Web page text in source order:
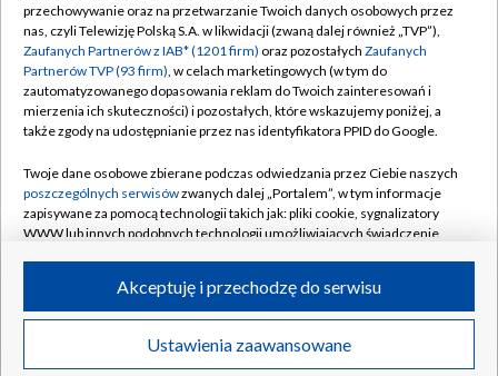
Abonament TVP
Sklep TVP
Biuro Reklamy
Oferta Handlowa
Emisja w TVP
Rada Programowa
Ogłoszenia przetargowe
Akademia Telewizyjna
Centrum informacji TVP
Regulamin TVP
Polityka prywatności
Moje zgody
Biuro reklamy
Kanały
©2026 Telewizja Polska Spółka Akcyjna w likwidacji
Transmisje Wideo
przechowywanie oraz na przetwarzanie Twoich danych osobowych przez
nas, czyli Telewizję Polską S.A. w likwidacji (zwaną dalej również „TVP”),
Zaufanych Partnerów z IAB* (1201 firm) oraz pozostałych Zaufanych
Partnerów TVP (93 firm), w celach marketingowych (w tym do
zautomatyzowanego dopasowania reklam do Twoich zainteresowań i
mierzenia ich skuteczności) i pozostałych, które wskazujemy poniżej, a
także zgody na udostępnianie przez nas identyfikatora PPID do Google.
Twoje dane osobowe zbierane podczas odwiedzania przez Ciebie naszych
poszczególnych serwisówzwanych dalej „Portalem”, w tym informacje
zapisywane za pomocą technologii takich jak: pliki cookie, sygnalizatory
WWW lub innych podobnych technologii umożliwiających świadczenie
ruchu w Internecie.
Twoje dane osobowe zbierane podczas odwiedzania przez Ciebie
poszczególnych serwisówna Portalu, takie jak adresy IP, identyfikatory
Ustawienia zaawansowane
Akceptuję i przechodzę do serwisu